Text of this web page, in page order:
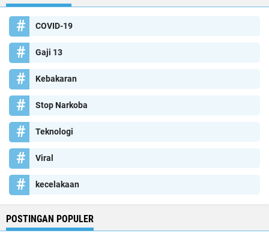
COVID-19
Gaji 13
Kebakaran
Stop Narkoba
Teknologi
Viral
kecelakaan
POSTINGAN POPULER